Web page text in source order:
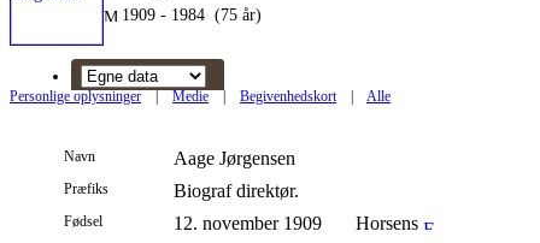
1909 - 1984 (75 år)
Personlige oplysninger|Medie| Begivenhedskort | Alle
Navn Aage Jørgensen
Præfiks Biograf direktør.
Fødsel 12. november 1909 Horsens